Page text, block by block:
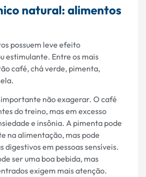
natural: alimentos
possuem leve efeito
estimulante. Entre os mais
café, chá verde, pimenta,
não exagerar. O café
do treino, mas em excesso
e insônia. A pimenta pode
na alimentação, mas pode
digestivos em pessoas sensíveis.
ser uma boa bebida, mas
exigem mais atenção.